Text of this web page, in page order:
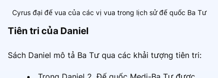
Cyrus đại đế vua của các vị vua trong lịch sử đế quốc Ba Tư
Tiên tri của Daniel
Sách Daniel mô tả Ba Tư qua các khải tượng tiên tri: